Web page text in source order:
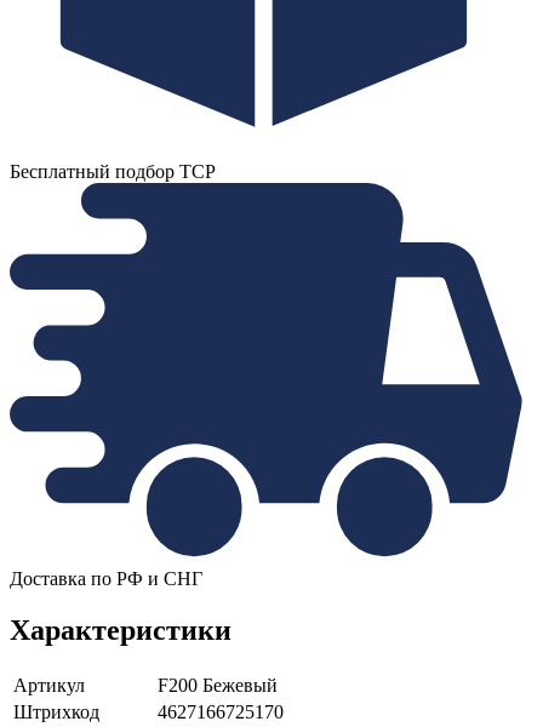
Бесплатный подбор ТСР
Доставка по РФ и СНГ
Характеристики
Артикул
F200 Бежевый
Штрихкод
4627166725170